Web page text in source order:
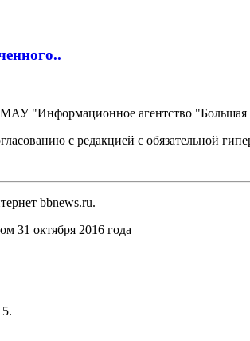
МАУ "Информационное агентство
с редакцией с обязательной
bbnews.ru.
31 октября 2016 года